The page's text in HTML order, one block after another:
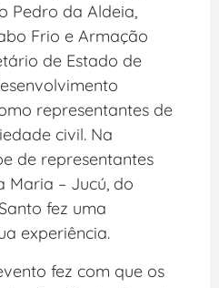
Pedro da Aldeia,
Frio e Armação
de Estado de
representantes de
civil. Na
de representantes
Maria – Jucú, do
fez uma
experiência.
fez com que os